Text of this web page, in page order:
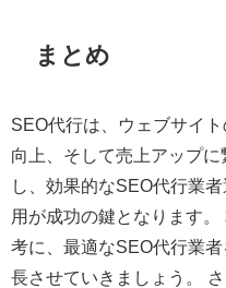
まとめ
SEO代行は、ウェブサイ
向上、そして売上アップ
し、効果的なSEO代行業
用が成功の鍵となります
考に、最適なSEO代行業
長させていきましょう。